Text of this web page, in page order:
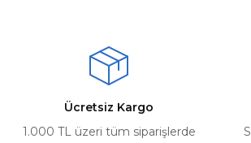
Ürün açıklamasında eksik bilgiler
Ürün bilgilerinde hatalar bulunuyor.
Ücretsiz Kargo
1.000 TL üzeri tüm siparişlerde